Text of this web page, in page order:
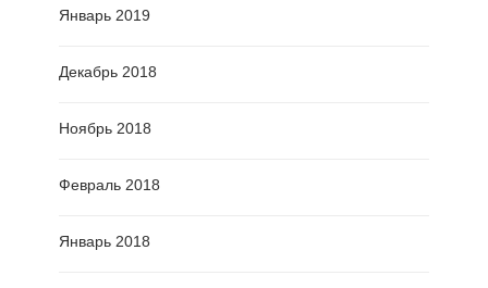
Январь 2019
Декабрь 2018
Ноябрь 2018
Февраль 2018
Январь 2018